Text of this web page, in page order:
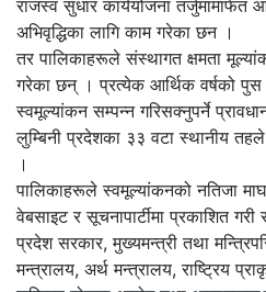
राजस्व सुधार कार्ययोजना
अभिवृद्धिका लागि काम गरेका छन ।
तर पालिकाहरूले संस्थागत क्षमता
गरेका छन् । प्रत्येक आर्थिक वर्षको पुस
स्वमूल्यांकन सम्पन्न गरिसक्नुपर्ने
लुम्बिनी प्रदेशका ३३ वटा स्थानीय
।
पालिकाहरूले स्वमूल्यांकनको नतिजा
वेबसाइट र सूचनापार्टीमा प्रकाशित
प्रदेश सरकार, मुख्यमन्त्री तथा
मन्त्रालय, अर्थ मन्त्रालय, राष्ट्रिय